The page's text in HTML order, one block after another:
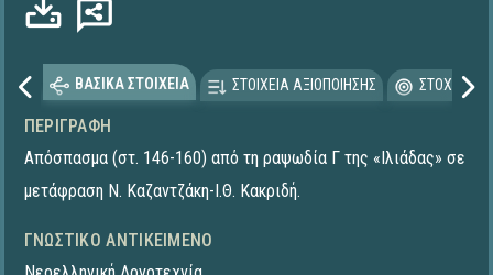
ΒΑΣΙΚΑ ΣΤΟΙΧΕΙΑ ΣΤΟΙΧΕΙΑ ΑΞΙΟΠΟΙΗΣΗΣ
ΠΕΡΙΓΡΑΦΉ
Απόσπασμα (στ. 146-160) από τη ραψωδία Γ της «Ιλιάδας» σε
μετάφραση Ν. Καζαντζάκη-Ι.Θ. Κακριδή.
ΓΝΩΣΤΙΚΌ ΑΝΤΙΚΕΊΜΕΝΟ